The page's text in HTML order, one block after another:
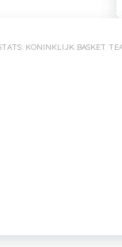
KONINKLIJK BASKET